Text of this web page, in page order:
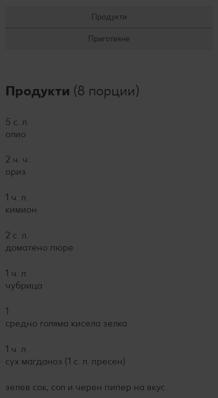
Продукти
Приготвяне
Продукти (8 порции)
5 с. л.
олио
2 ч. ч.
ориз
1 ч. л.
кимион
2 с. л.
доматено пюре
1 ч. л.
чубрица
1
средно голяма кисела зелка
1 ч. л.
сух магданоз (1 с. л. пресен)
зелев сок, сол и черен пипер на вкус